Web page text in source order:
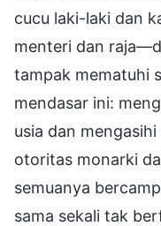
cucu laki-laki dan
menteri dan
tampak mematuhi
mendasar ini:
usia dan
otoritas monarki
semuanya
sama sekali tak